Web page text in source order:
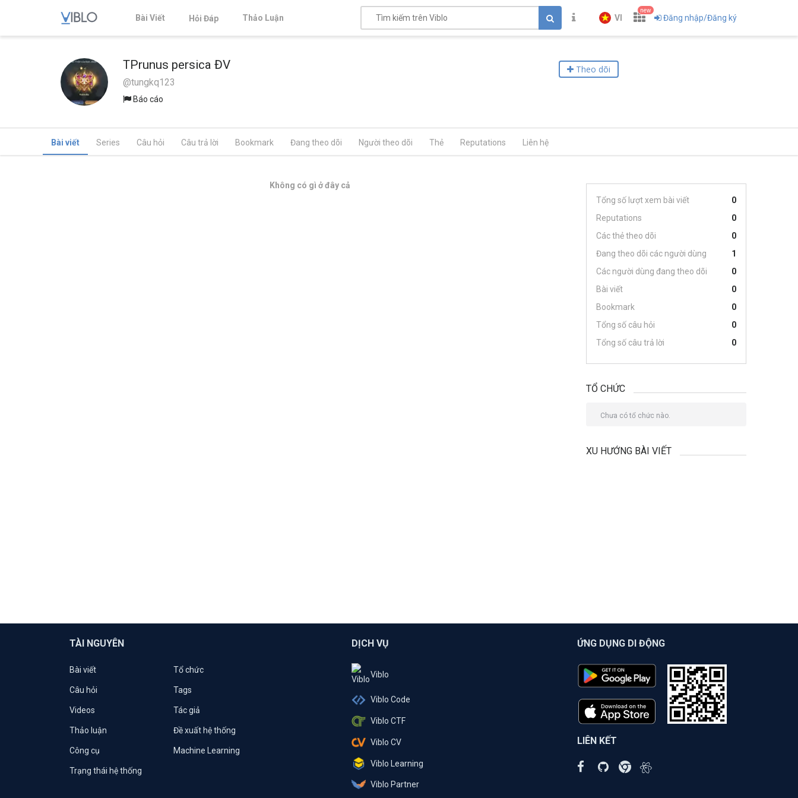
Bài Viết Hỏi Đáp Thảo Luận VI
new
Đăng nhập/Đăng ký
TPrunus persica ĐV
@tungkq123
Báo cáo
Theo dõi
Bài viết Series Câu hỏi Câu trả lời Bookmark Đang theo dõi Người theo dõi Thẻ Reputations Liên hệ
Không có gì ở đây cả
Tổng số lượt xem bài viết
0
Reputations
0
Các thẻ theo dõi
0
Đang theo dõi các người dùng
1
Các người dùng đang theo dõi
0
Bài viết
0
Bookmark
0
Tổng số câu hỏi
0
Tổng số câu trả lời
0
TỔ CHỨC
Chưa có tổ chức nào.
XU HƯỚNG BÀI VIẾT
TÀI NGUYÊN
Bài viết Tổ chức
Câu hỏi Tags
Videos Tác giả
Thảo luận Đề xuất hệ thống
Công cụ Machine Learning
Trạng thái hệ thống
DỊCH VỤ
Viblo
Viblo Code
Viblo CTF
Viblo CV
Viblo Learning
Viblo Partner
ỨNG DỤNG DI ĐỘNG
LIÊN KẾT